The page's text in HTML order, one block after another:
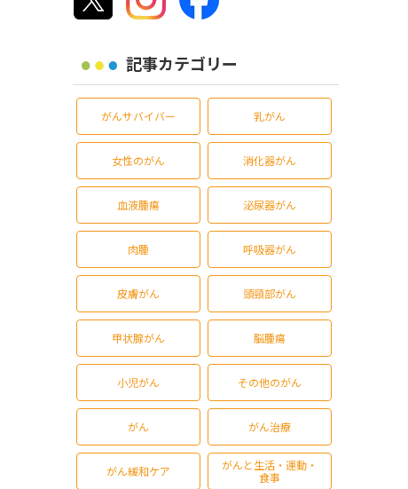
記事カテゴリー
がんサバイバー 乳がん
女性のがん 消化器がん
血液腫瘍 泌尿器がん
肉腫 呼吸器がん
皮膚がん 頭頸部がん
甲状腺がん 脳腫瘍
小児がん その他のがん
がん がん治療
がん緩和ケア
がんと生活・運動・
食事